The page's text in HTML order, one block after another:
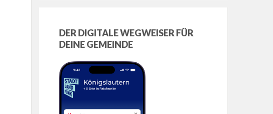
DER DIGITALE WEGWEISER FÜR
DEINE GEMEINDE